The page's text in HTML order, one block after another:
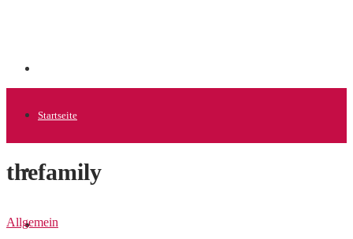
Startseite
Allgemein
Startups
thefamily
Allgemein